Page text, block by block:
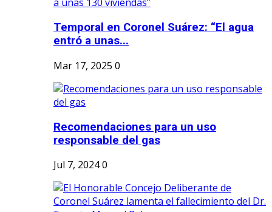
Temporal en Coronel Suárez: “El agua
entró a unas...
Mar 17, 2025 0
Recomendaciones para un uso
responsable del gas
Jul 7, 20240